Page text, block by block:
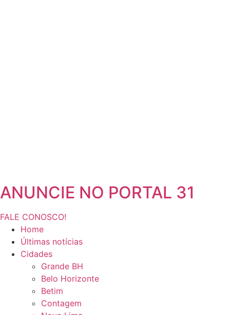
ANUNCIE NO PORTAL 31
FALE CONOSCO!
Home
Últimas notícias
Cidades
Grande BH
Belo Horizonte
Betim
Contagem